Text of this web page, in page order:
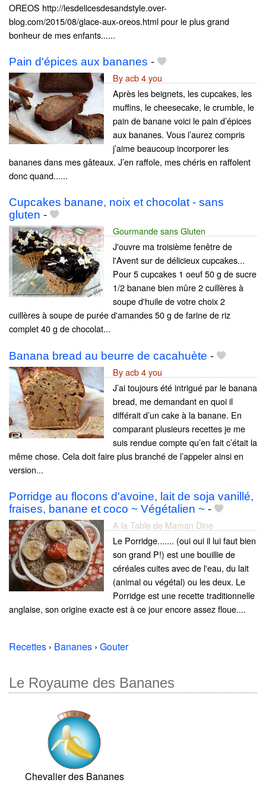
OREOS http://lesdelicesdesandstyle.over-
blog.com/2015/08/glace-aux-oreos.html pour le plus grand
bonheur de mes enfants......
Pain d'épices aux bananes -
By acb 4 you
Après les beignets, les cupcakes, les
muffins, le cheesecake, le crumble, le
pain de banane voici le pain d’épices
aux bananes. Vous l’aurez compris
j’aime beaucoup incorporer les
bananes dans mes gâteaux. J’en raffole, mes chéris en raffolent
donc quand......
Cupcakes banane, noix et chocolat - sans
gluten -
Gourmande sans Gluten
J'ouvre ma troisième fenêtre de
l'Avent sur de délicieux cupcakes...
Pour 5 cupcakes 1 oeuf 50 g de sucre
1/2 banane bien mûre 2 cuillères à
soupe d'huile de votre choix 2
cuillères à soupe de purée d'amandes 50 g de farine de riz
complet 40 g de chocolat...
Banana bread au beurre de cacahuète -
By acb 4 you
J’ai toujours été intrigué par le banana
bread, me demandant en quoi il
différait d’un cake à la banane. En
comparant plusieurs recettes je me
suis rendue compte qu’en fait c’était la
même chose. Cela doit faire plus branché de l’appeler ainsi en
version...
Porridge au flocons d'avoine, lait de soja vanillé,
fraises, banane et coco ~ Végétalien ~ -
A la Table de Maman Dine
Le Porridge....... (oui oui il lui faut bien
son grand P!) est une bouillie de
céréales cuites avec de l'eau, du lait
(animal ou végétal) ou les deux. Le
Porridge est une recette traditionnelle
anglaise, son origine exacte est à ce jour encore assez floue....
Recettes › Bananes › Gouter
Le Royaume des Bananes
Chevalier des Bananes